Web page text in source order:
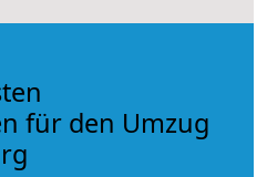
für den Umzug